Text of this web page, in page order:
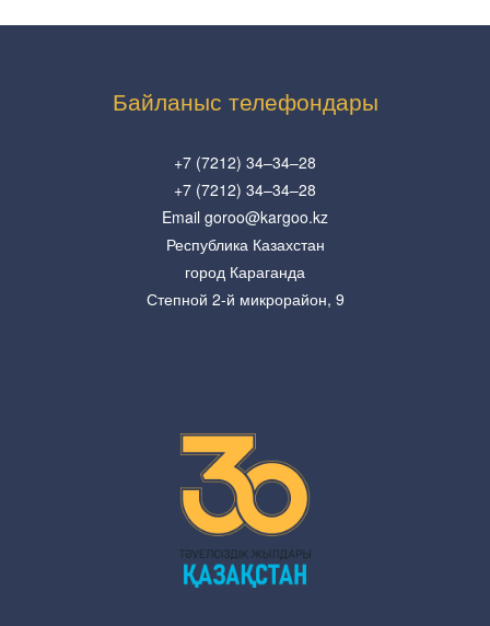
Байланыс телефондары
+7 (7212) 34–34–28
+7 (7212) 34–34–28
Email goroo@kargoo.kz
Республика Казахстан
город Караганда
Степной 2-й микрорайон, 9